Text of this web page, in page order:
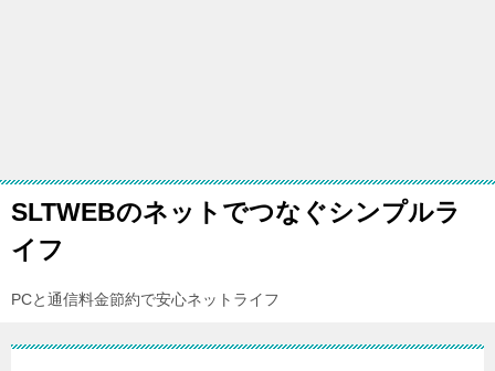
SLTWEBのネットでつなぐシンプルラ
イフ
PCと通信料金節約で安心ネットライフ